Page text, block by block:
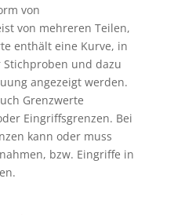
von
von mehreren Teilen,
enthält eine Kurve, in
und dazu
angezeigt werden.
Grenzwerte
Eingriffsgrenzen. Bei
kann oder muss
bzw. Eingriffe in